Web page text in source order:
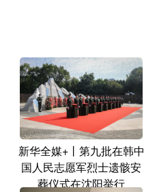
新华全媒+丨第九批在韩中
国人民志愿军烈士遗骸安
葬仪式在沈阳举行